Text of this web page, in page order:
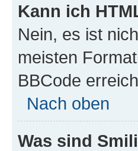
Kann ich
Nein, es ist
meisten
BBCode
Nach oben
Was sind